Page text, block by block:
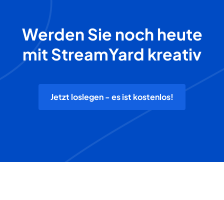
Werden Sie noch heute
mit StreamYard kreativ
Jetzt loslegen - es ist kostenlos!